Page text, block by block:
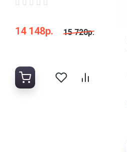
14 148р. 15 720р.